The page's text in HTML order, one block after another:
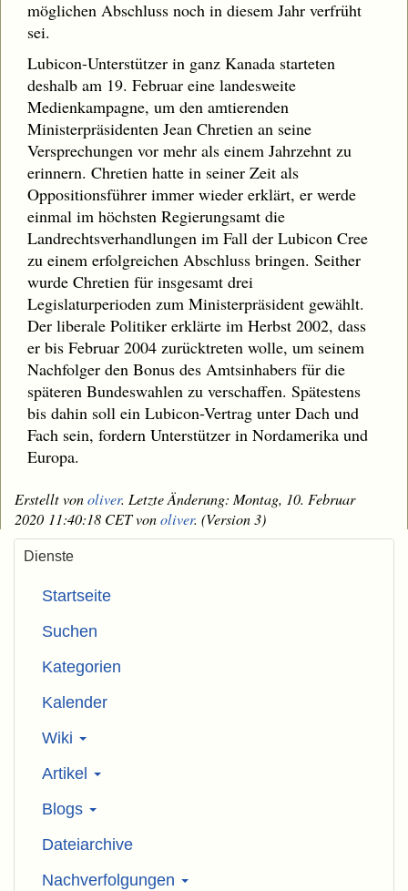
möglichen Abschluss noch in diesem Jahr verfrüht
sei.
Lubicon-Unterstützer in ganz Kanada starteten
deshalb am 19. Februar eine landesweite
Medienkampagne, um den amtierenden
Ministerpräsidenten Jean Chretien an seine
Versprechungen vor mehr als einem Jahrzehnt zu
erinnern. Chretien hatte in seiner Zeit als
Oppositionsführer immer wieder erklärt, er werde
einmal im höchsten Regierungsamt die
Landrechtsverhandlungen im Fall der Lubicon Cree
zu einem erfolgreichen Abschluss bringen. Seither
wurde Chretien für insgesamt drei
Legislaturperioden zum Ministerpräsident gewählt.
Der liberale Politiker erklärte im Herbst 2002, dass
er bis Februar 2004 zurücktreten wolle, um seinem
Nachfolger den Bonus des Amtsinhabers für die
späteren Bundeswahlen zu verschaffen. Spätestens
bis dahin soll ein Lubicon-Vertrag unter Dach und
Fach sein, fordern Unterstützer in Nordamerika und
Europa.
Erstellt vonoliver. Letzte Änderung: Montag, 10. Februar
2020 11:40:18 CET vonoliver. (Version 3)
Dienste
Startseite
Suchen
Kategorien
Kalender
Wiki
Artikel
Blogs
Dateiarchive
Nachverfolgungen